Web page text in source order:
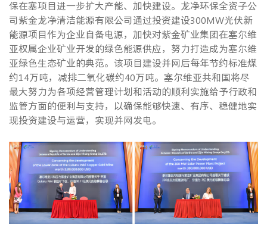
保在塞项目进一步扩大产能、加快建设。龙净环保全资子公
司紫金龙净清洁能源有限公司通过投资建设300MW光伏新
能源项目作为企业自备电源，加快对紫金矿业集团在塞尔维
亚权属企业矿业开发的绿色能源供应，努力打造成为塞尔维
亚绿色生态矿业的典范。该项目建设并网后每年节约标准煤
约14万吨，减排二氧化碳约40万吨。塞尔维亚共和国将尽
最大努力为各项经营管理计划和活动的顺利实施给予行政和
监管方面的便利与支持，以确保能够快速、有序、稳健地实
现投资建设与运营，实现并网发电。